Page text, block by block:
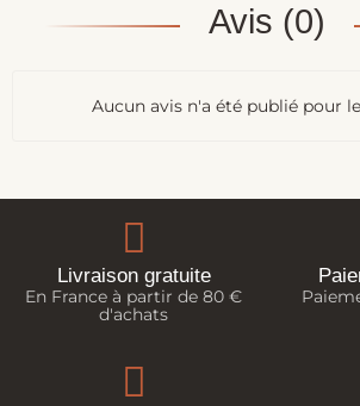
Avis (0)
Aucun avis n'a été publié pour
Livraison gratuite
En France à partir de 80 €
d'achats